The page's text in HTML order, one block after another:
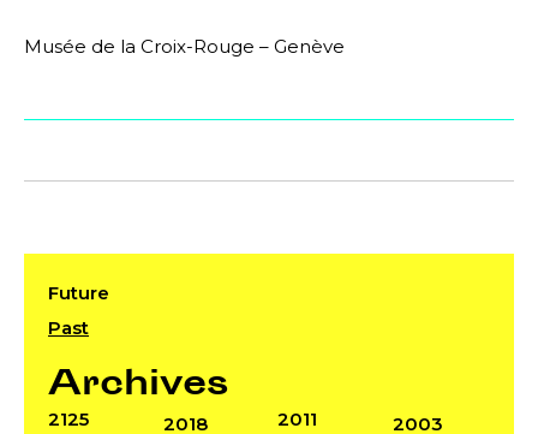
Future
Past
Archives
2125
2018
2011
2003
Musée de la Croix-Rouge – Genève